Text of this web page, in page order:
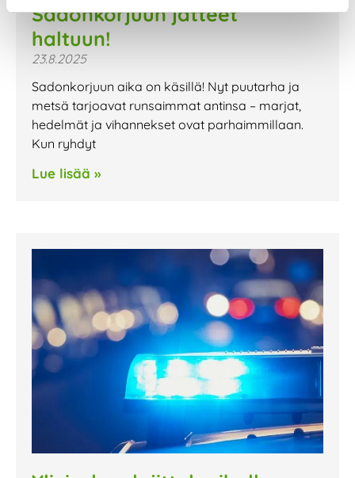
Sadonkorjuun jätteet
haltuun!
23.8.2025
Sadonkorjuun aika on käsillä! Nyt puutarha ja
metsä tarjoavat runsaimmat antinsa – marjat,
hedelmät ja vihannekset ovat parhaimmillaan.
Kun ryhdyt
Lue lisää »